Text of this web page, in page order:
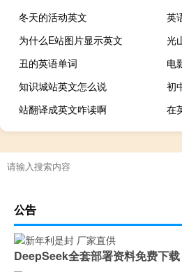
冬天的活动英文
英
为什么E站图片显示英文
光
丑的英语单词
电
知识城站英文怎么说
初
站翻译成英文咋读啊
在
公告
DeepSeek全套部署资料免费下载